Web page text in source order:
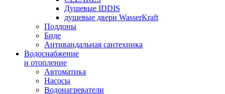
Душевые IDDIS
душевые двери WasserKraft
Поддоны
Биде
Антивандальная сантехника
Водоснабжение
и отопление
Автоматика
Насосы
Водонагреватели